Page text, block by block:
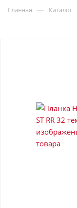
Главная — Каталог